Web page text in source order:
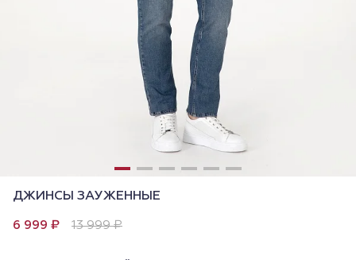
ДЖИНСЫ ЗАУЖЕННЫЕ
6 999 ₽ 13 999 ₽